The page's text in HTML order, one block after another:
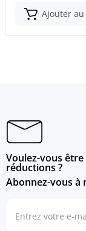
Ajouter
Voulez-vous
réductions ?
Abonnez-vous